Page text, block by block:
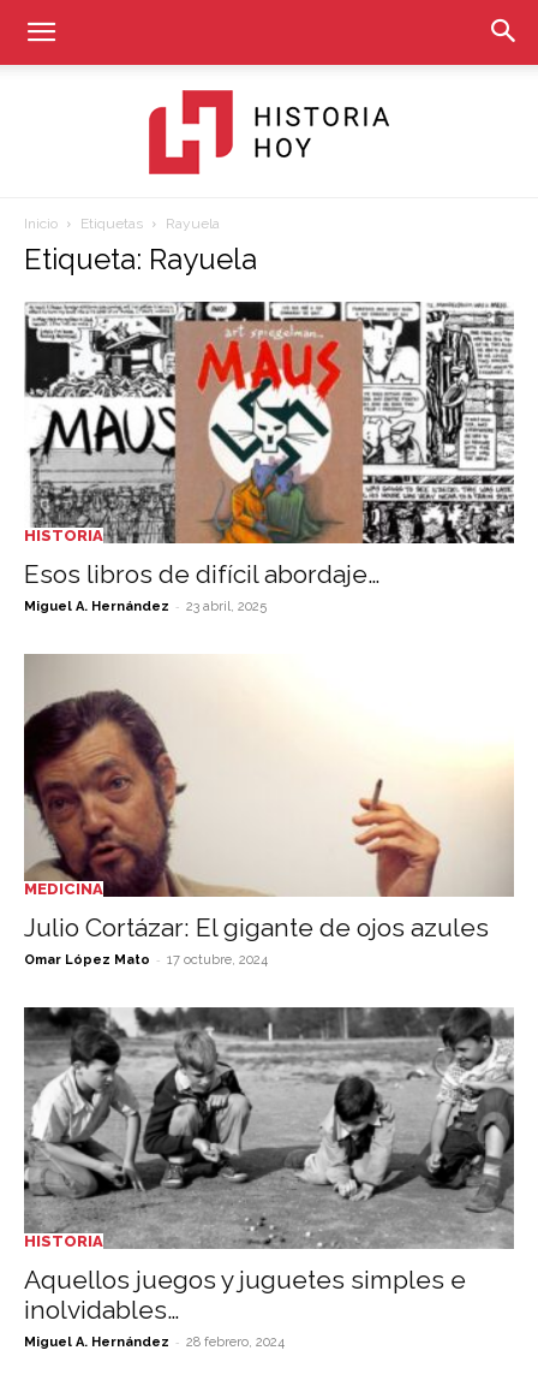
Hoy
Inicio Etiquetas Rayuela
Etiqueta: Rayuela
HISTORIA
Esos libros de difícil abordaje…
Miguel A. Hernández - 23 abril, 2025
MEDICINA
Julio Cortázar: El gigante de ojos azules
Omar López Mato - 17 octubre, 2024
HISTORIA
Aquellos juegos y juguetes simples e
inolvidables…
Miguel A. Hernández - 28 febrero, 2024